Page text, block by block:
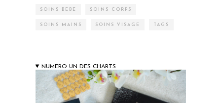
SOINS BÉBÉ SOINS CORPS
SOINS MAINS SOINS VISAGE TAGS
NUMERO UN DES CHARTS